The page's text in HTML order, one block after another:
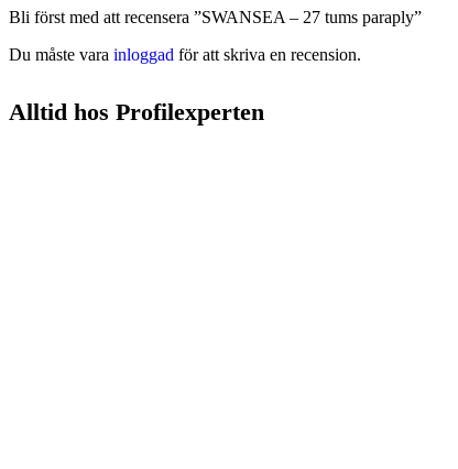
Bli först med att recensera ”SWANSEA – 27 tums paraply”
Du måste vara inloggad för att skriva en recension.
Alltid hos Profilexperten